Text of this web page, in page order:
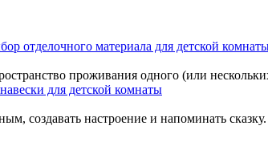
отделочного материала для детской
проживания одного (или
для детской комнаты
создавать настроение и напоминать